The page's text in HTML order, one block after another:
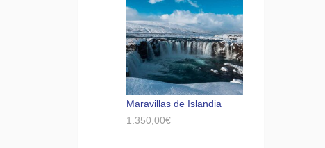
Maravillas de Islandia
1.350,00€